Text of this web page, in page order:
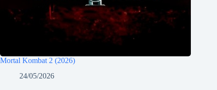
Mortal Kombat 2 (2026)
24/05/2026